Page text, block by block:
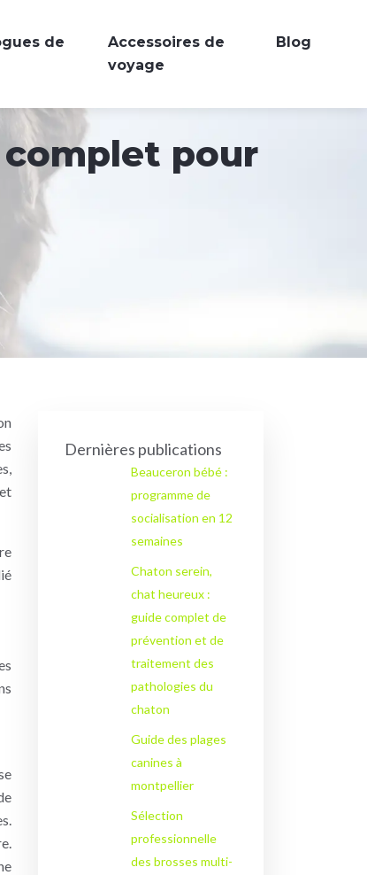
de
Accessoires de
voyage
Blog
pour
Dernières publications
Beauceron bébé :
programme de
socialisation en 12
semaines
Chaton serein,
chat heureux :
guide complet de
prévention et de
traitement des
pathologies du
chaton
Guide des plages
canines à
montpellier
Sélection
professionnelle
des brosses multi-